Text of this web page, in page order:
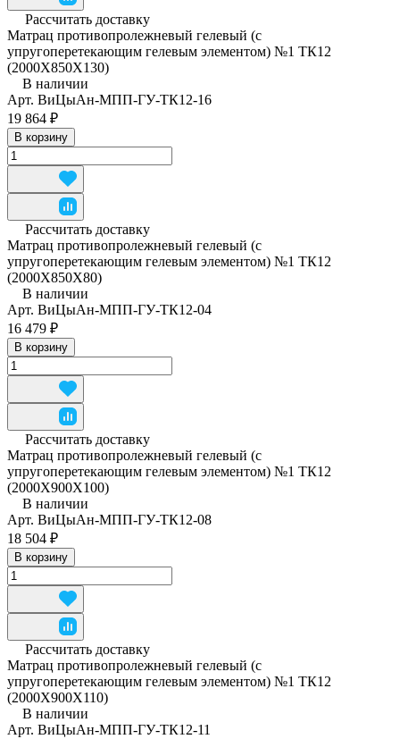
Рассчитать доставку
Матрац противопролежневый гелевый (с
упругоперетекающим гелевым элементом) №1 ТК12
(2000Х850Х130)
В наличии
Арт. ВиЦыАн-МПП-ГУ-ТК12-16
19 864 ₽
В корзину
Рассчитать доставку
Матрац противопролежневый гелевый (с
упругоперетекающим гелевым элементом) №1 ТК12
(2000Х850Х80)
В наличии
Арт. ВиЦыАн-МПП-ГУ-ТК12-04
16 479 ₽
В корзину
Рассчитать доставку
Матрац противопролежневый гелевый (с
упругоперетекающим гелевым элементом) №1 ТК12
(2000Х900Х100)
В наличии
Арт. ВиЦыАн-МПП-ГУ-ТК12-08
18 504 ₽
В корзину
Рассчитать доставку
Матрац противопролежневый гелевый (с
упругоперетекающим гелевым элементом) №1 ТК12
(2000Х900Х110)
В наличии
Арт. ВиЦыАн-МПП-ГУ-ТК12-11